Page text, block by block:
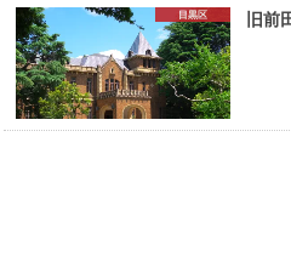
目黒区 旧前